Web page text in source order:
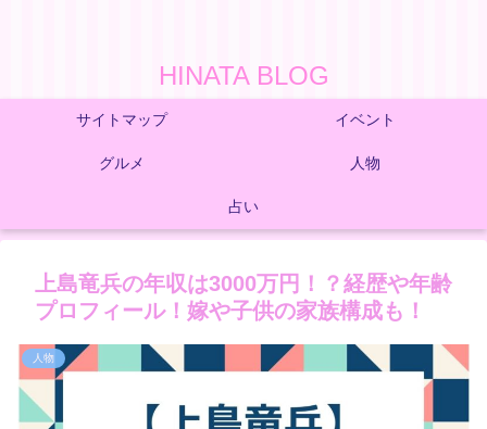
HINATA BLOG
サイトマップ イベント
グルメ 人物
占い
上島竜兵の年収は3000万円！？経歴や年齢
プロフィール！嫁や子供の家族構成も！
人物